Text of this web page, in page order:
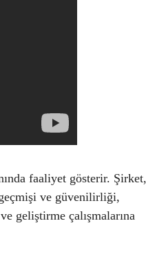
faaliyet gösterir. Şirket,
ve güvenilirliği,
geliştirme çalışmalarına